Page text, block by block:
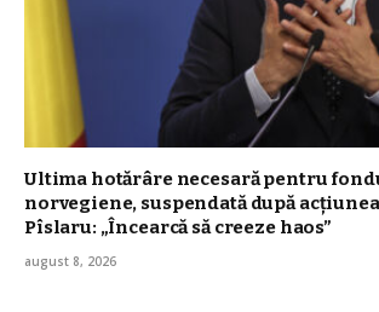
Ultima hotărâre necesară pentru
norvegiene, suspendată după acțiunea
Pîslaru: „Încearcă să creeze haos”
august 8, 2026